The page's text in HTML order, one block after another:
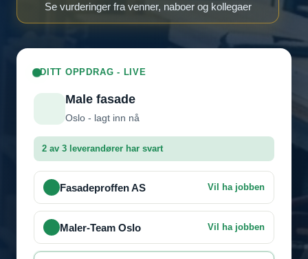
Se vurderinger fra venner, naboer og kollegaer
DITT OPPDRAG - LIVE
Male fasade
Oslo - lagt inn nå
2 av 3 leverandører har svart